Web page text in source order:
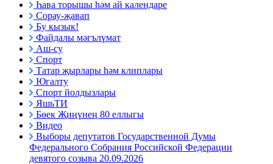
Һава торышы һәм ай календаре
Сорау-җавап
Бу кызык!
Файдалы мәгълүмат
Аш-су
Спорт
Татар җырлары һәм клиплары
Югалту
Спорт йолдызлары
ЯшьТИ
Бөек Җиңүнең 80 еллыгы
Видео
Выборы депутатов Государственной Думы
Федерального Собрания Российской Федерации
девятого созыва 20.09.2026